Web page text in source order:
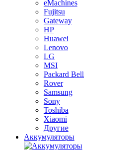
eMachines
Fujitsu
Gateway
HP
Huawei
Lenovo
LG
MSI
Packard Bell
Rover
Samsung
Sony
Toshiba
Xiaomi
Другие
Аккумуляторы